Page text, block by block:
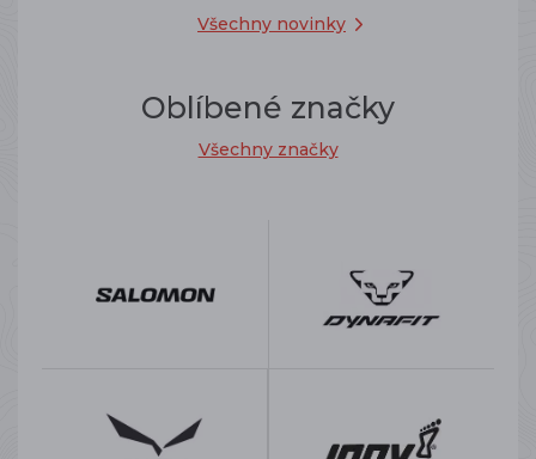
Všechny novinky
Oblíbené značky
Všechny značky